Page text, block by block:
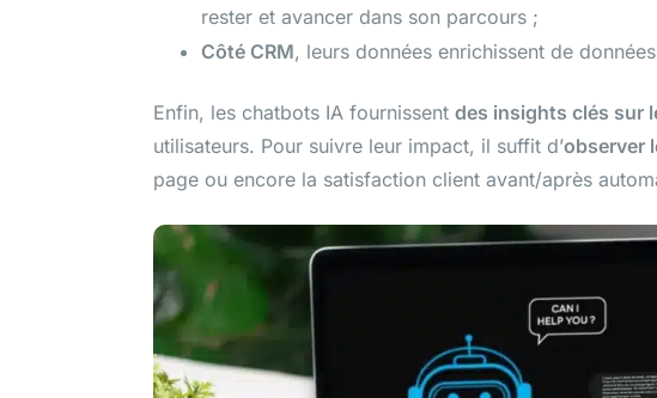
rester et avancer dans son parcours ;
Côté CRM, leurs données enrichissent de
Enfin, les chatbots IA fournissent des insights clés sur
utilisateurs. Pour suivre leur impact, il suffit d’observer
page ou encore la satisfaction client avant/après